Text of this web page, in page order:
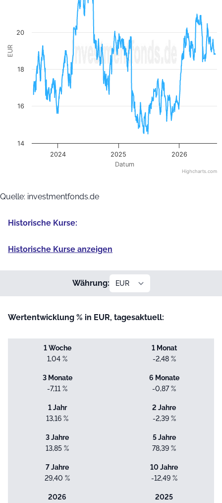
Datum
EUR
2024 2025 2026
14
16
18
20
Highcharts.com
Quelle: investmentfonds.de
Historische Kurse:
Historische Kurse anzeigen
Währung:
Wertentwicklung % in EUR, tagesaktuell:
1 Woche
1,04 %
1 Monat
-2,48 %
3 Monate
-7,11 %
6 Monate
-0,87 %
1 Jahr
13,16 %
2 Jahre
-2,39 %
3 Jahre
13,85 %
5 Jahre
78,39 %
7 Jahre
29,40 %
10 Jahre
-12,49 %
2026
2025